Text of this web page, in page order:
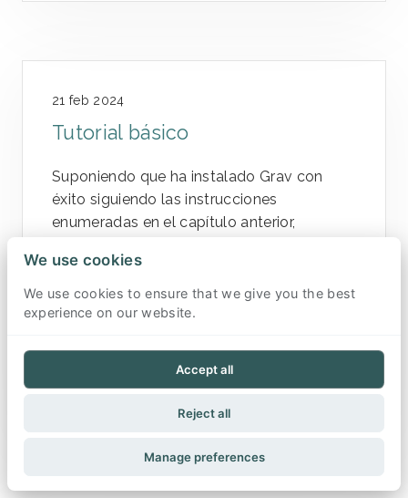
21 feb 2024
Tutorial básico
Suponiendo que ha instalado Grav con
éxito siguiendo las instrucciones
enumeradas en el capítulo anterior,
Grav para que se sienta más cómodo.
Debido a que Grav no requiere una base de
datos, es bastante fácil trabajar con él, sin
Continuar leyendo
We use cookies
We use cookies to ensure that we give you the best
experience on our website.
Accept all
Reject all
Manage preferences